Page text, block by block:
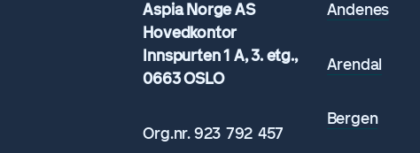
Aspia Norge AS
Hovedkontor
Innspurten 1 A, 3. etg.,
0663 OSLO
Org.nr.923 792 457
Andenes
Arendal
Bergen